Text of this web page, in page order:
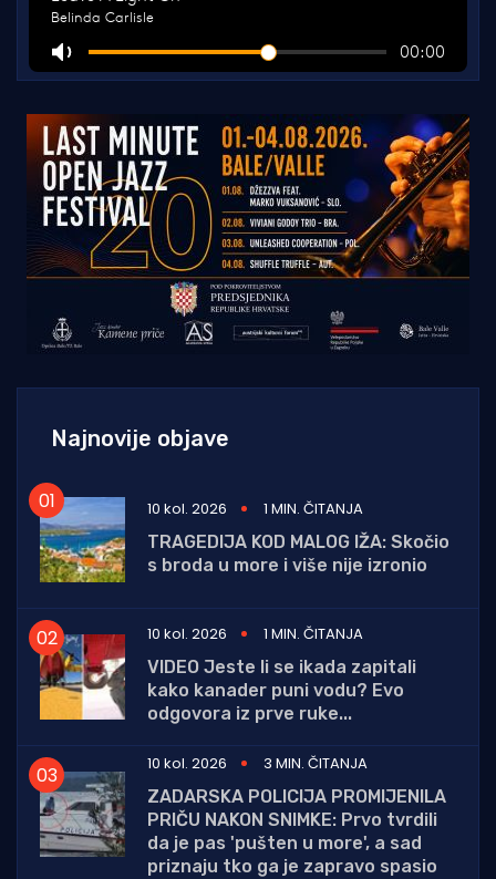
Najnovije objave
10 kol. 2026
1 MIN. ČITANJA
TRAGEDIJA KOD MALOG IŽA: Skočio
s broda u more i više nije izronio
10 kol. 2026
1 MIN. ČITANJA
VIDEO Jeste li se ikada zapitali
kako kanader puni vodu? Evo
odgovora iz prve ruke...
10 kol. 2026
3 MIN. ČITANJA
ZADARSKA POLICIJA PROMIJENILA
PRIČU NAKON SNIMKE: Prvo tvrdili
da je pas 'pušten u more', a sad
priznaju tko ga je zapravo spasio